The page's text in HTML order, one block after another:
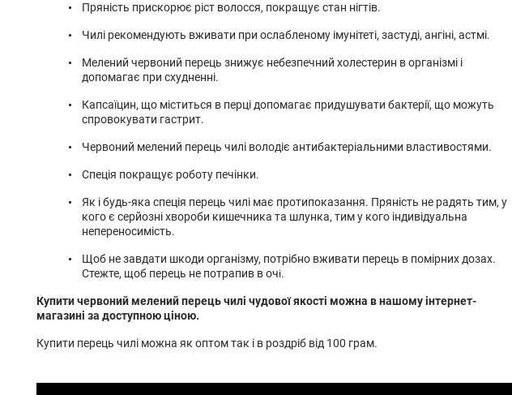
Пряність прискорює ріст волосся, покращує стан нігтів.
Чилі рекомендують вживати при ослабленому імунітеті, застуді, ангіні, астмі.
Мелений червоний перець знижує небезпечний холестерин в організмі і
допомагає при схудненні.
Капсаїцин, що міститься в перці допомагає придушувати бактерії, що можуть
спровокувати гастрит.
Червоний мелений перець чилі володіє антибактеріальними властивостями.
Спеція покращує роботу печінки.
Як і будь-яка спеція перець чилі має протипоказання. Пряність не радять тим, у
кого є серйозні хвороби кишечника та шлунка, тим у кого індивідуальна
непереносимість.
Щоб не завдати шкоди організму, потрібно вживати перець в помірних дозах.
Стежте, щоб перець не потрапив в очі.
Купити червоний мелений перець чилі чудової якості можна в нашому інтернет-
магазині за доступною ціною.
Купити перець чилі можна як оптом так і в роздріб від 100 грам.